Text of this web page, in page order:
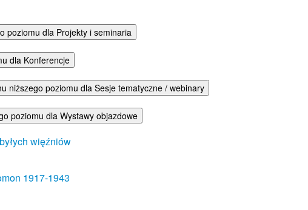
poziomu dla Projekty i seminaria
dla Konferencje
niższego poziomu dla Sesje tematyczne / webinary
poziomu dla Wystawy objazdowe
więźniów
1917-1943